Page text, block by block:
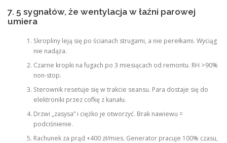
7. 5 sygnałów, że wentylacja w łaźni parowej
umiera
Skropliny leją się po ścianach strugami, a nie perełkami. Wyciąg
nie nadąża.
Czarne kropki na fugach po 3 miesiącach od remontu. RH >90%
non-stop.
Sterownik resetuje się w trakcie seansu. Para dostaje się do
elektroniki przez cofkę z kanału.
Drzwi „zasysa” i ciężko je otworzyć. Brak nawiewu =
podciśnienie.
Rachunek za prąd +400 zł/mies. Generator pracuje 100% czasu,